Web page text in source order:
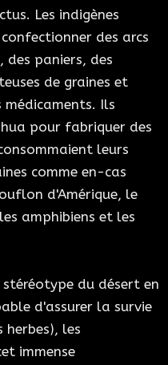
Les indigènes
des arcs
des paniers, des
de graines et
Ils
pour fabriquer des
leurs
comme en-cas
d'Amérique, le
amphibiens et les
du désert en
d'assurer la survie
herbes), les
immense